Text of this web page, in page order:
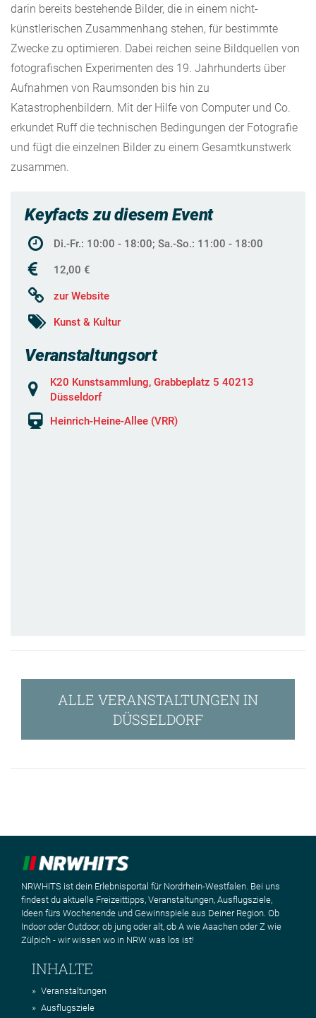
darin bereits bestehende Bilder, die in einem nicht-
künstlerischen Zusammenhang stehen, für bestimmte
Zwecke zu optimieren. Dabei reichen seine Bildquellen von
fotografischen Experimenten des 19. Jahrhunderts über
Aufnahmen von Raumsonden bis hin zu
Katastrophenbildern. Mit der Hilfe von Computer und Co.
erkundet Ruff die technischen Bedingungen der Fotografie
und fügt die einzelnen Bilder zu einem Gesamtkunstwerk
zusammen.
Keyfacts zu diesem Event
Di.-Fr.: 10:00 - 18:00; Sa.-So.: 11:00 - 18:00
12,00 €
zur Website
Kunst & Kultur
Veranstaltungsort
K20 Kunstsammlung, Grabbeplatz 5 40213
Düsseldorf
Heinrich-Heine-Allee (VRR)
ALLE VERANSTALTUNGEN IN
DÜSSELDORF
NRWHITS ist dein Erlebnisportal für Nordrhein-Westfalen. Bei uns
findest du aktuelle Freizeittipps, Veranstaltungen, Ausflugsziele,
Ideen fürs Wochenende und Gewinnspiele aus Deiner Region. Ob
Indoor oder Outdoor, ob jung oder alt, ob A wie Aaachen oder Z wie
Zülpich - wir wissen wo in NRW was los ist!
INHALTE
Veranstaltungen
Ausflugsziele